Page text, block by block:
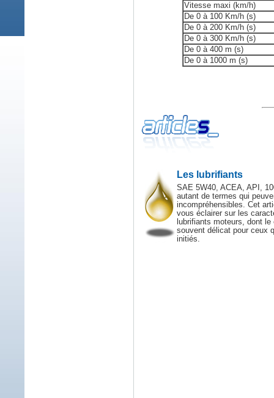
Vitesse maxi (km/h)
De 0 à 100 Km/h (s)
De 0 à 200 Km/h (s)
De 0 à 300 Km/h (s)
De 0 à 400 m (s)
De 0 à 1000 m (s)
Les lubrifiants
SAE 5W40, ACEA, API,
autant de termes qui
incompréhensibles. Cet
vous éclairer sur les
lubrifiants moteurs, dont
souvent délicat pour ceux
initiés.